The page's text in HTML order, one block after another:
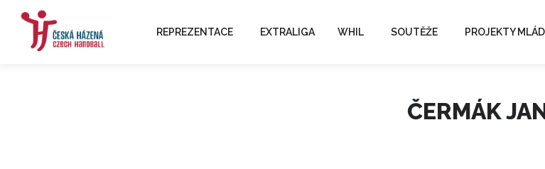
REPREZENTACE EXTRALIGA WHIL SOUTĚŽE PROJEKTY
ČERMÁK